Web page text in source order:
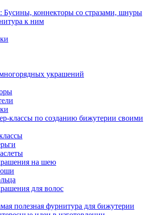
коннекторы со стразами, шнуры
к ним
украшений
классы по созданию бижутерии своими
на шею
для волос
полезная фурнитура для бижутерии